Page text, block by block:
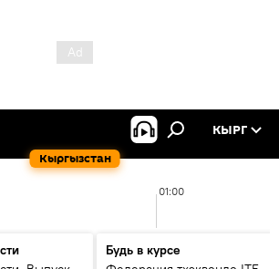
Кыргызстан
КЫРГ
01:00
Будь в курсе